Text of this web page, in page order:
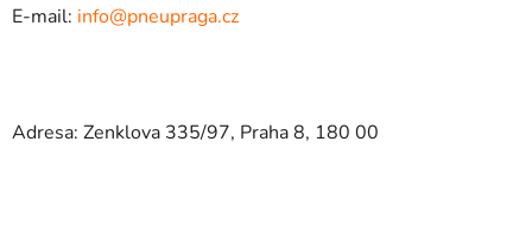
E-mail: info@pneupraga.cz
Adresa: Zenklova 335/97, Praha 8, 180 00